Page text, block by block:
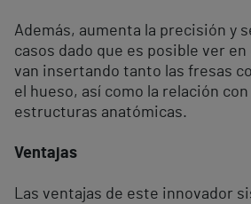
Además, aumenta la precisión y
casos dado que es posible ver
van insertando tanto las fresas
el hueso, así como la relación
estructuras anatómicas.
Ventajas
Las ventajas de este innovador